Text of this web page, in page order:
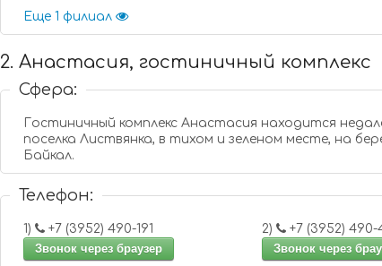
Еще 1 филиал
2. Анастасия, гостиничный комплекс
Сфера:
Гостиничный комплекс Анастасия находится недалеко от
поселка Листвянка, в тихом и зеленом месте, на
Байкал.
Телефон:
1)
+7 (3952) 490-191
Звонок через браузер
2)
+7 (3952)
Звонок через